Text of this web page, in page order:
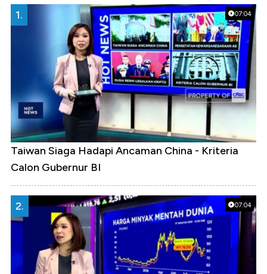
07:04
1.
Taiwan Siaga Hadapi Ancaman China - Kriteria
Calon Gubernur BI
07:04
2.